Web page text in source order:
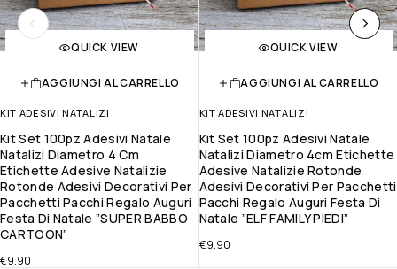
QUICK VIEW
AGGIUNGI AL CARRELLO
KIT ADESIVI NATALIZI
Kit Set 100pz Adesivi Natale
Natalizi Diametro 4 Cm
Etichette Adesive Natalizie
Rotonde Adesivi Decorativi Per
Pacchetti Pacchi Regalo Auguri
Festa Di Natale ”SUPER BABBO
CARTOON”
€9.90
QUICK VIEW
AGGIUNGI AL CARRELLO
KIT ADESIVI NATALIZI
Kit Set 100pz Adesivi Natale
Natalizi Diametro 4cm Etichette
Adesive Natalizie Rotonde
Adesivi Decorativi Per Pacchetti
Pacchi Regalo Auguri Festa Di
Natale ”ELF FAMILY PIEDI”
€9.90